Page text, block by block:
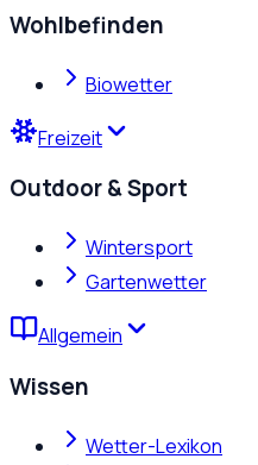
Wohlbefinden
Biowetter
Freizeit
Outdoor & Sport
Wintersport
Gartenwetter
Allgemein
Wissen
Wetter-Lexikon